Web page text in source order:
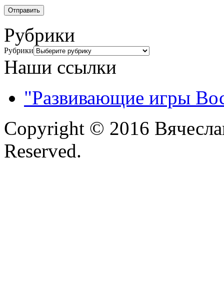
Рубрики
Рубрики
Наши ссылки
"Развивающие игры
Copyright © 2016
Reserved.